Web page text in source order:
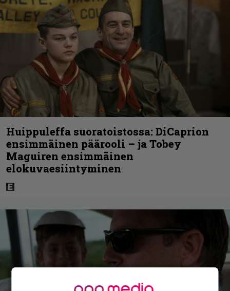
Huippuleffa suoratoistossa: DiCaprion
ensimmäinen päärooli – ja Tobey
Maguiren ensimmäinen
elokuvaesiintyminen